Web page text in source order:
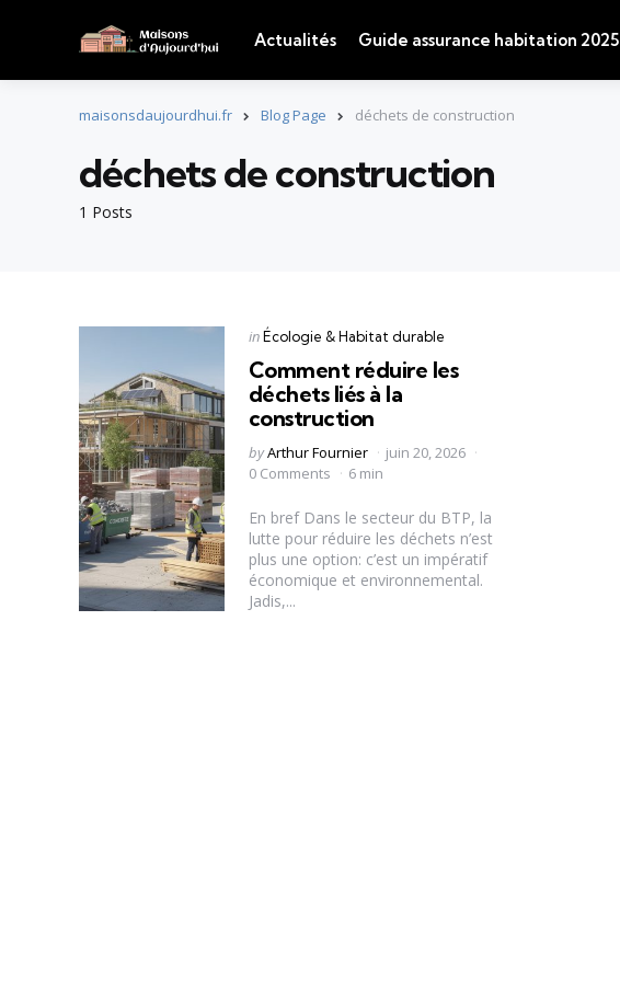
Actualités Guide assurance habitation 2025
maisonsdaujourdhui.fr Blog Page déchets de construction
1 Posts
déchets de construction
Categories
Posted
in Écologie & Habitat durable
Comment réduire les
déchets liés à la
construction
Posted
by
byArthur Fournier
juin 20, 2026
0 Comments
6 min
En bref Dans le secteur du BTP, la
lutte pour réduire les déchets n’est
plus une option: c’est un impératif
économique et environnemental.
Jadis,...